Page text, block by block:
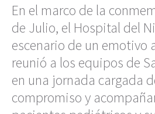
En el marco de la
de Julio, el Hospital del
escenario de un emotivo
reunió a los equipos de
en una jornada cargada
compromiso y